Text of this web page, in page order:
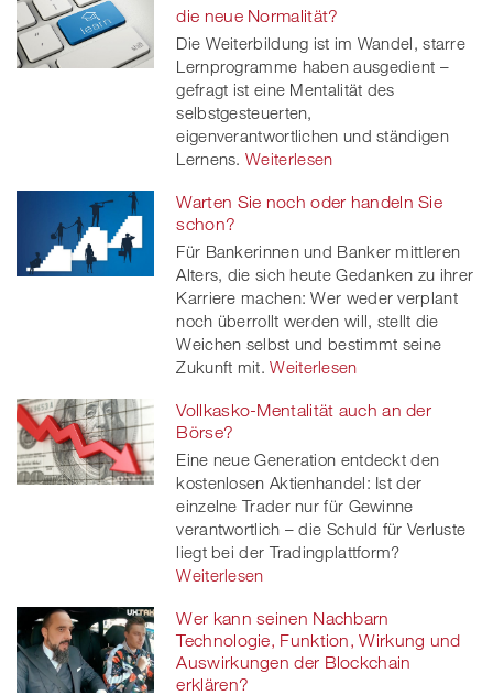
die neue Normalität?
Die Weiterbildung ist im Wandel, starre
Lernprogramme haben ausgedient –
gefragt ist eine Mentalität des
selbstgesteuerten,
eigenverantwortlichen und ständigen
Lernens. Weiterlesen
Warten Sie noch oder handeln Sie
schon?
Für Bankerinnen und Banker mittleren
Alters, die sich heute Gedanken zu ihrer
Karriere machen: Wer weder verplant
noch überrollt werden will, stellt die
Weichen selbst und bestimmt seine
Zukunft mit. Weiterlesen
Vollkasko-Mentalität auch an der
Börse?
Eine neue Generation entdeckt den
kostenlosen Aktienhandel: Ist der
einzelne Trader nur für Gewinne
verantwortlich – die Schuld für Verluste
liegt bei der Tradingplattform?
Weiterlesen
Wer kann seinen Nachbarn
Technologie, Funktion, Wirkung und
Auswirkungen der Blockchain
erklären?